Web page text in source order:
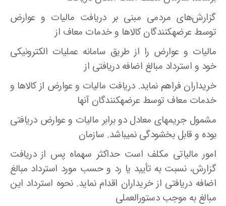
گزارش‌های مردمی مبنی بر دریافت مالیات و عوارض
توسط عرضهکنندگان کالاها و خدمات معاف از
مالیات و عوارض را از طریق سامانه عملیات الکترونیکی
خود و استرداد مبالغ اضافه دریافتی از
خریداران فراهم نماید. دریافت مالیات و عوارض از کالاها و
خدمات معاف توسط عرضهکنندگان آنها
مشمول جریمهای معادل دو برابر مالیات و عوارض دریافتی
بوده و قابل بخشودگی نمیباشد. سازمان
امور مالیاتی مکلف است حداکثر سهماه پس از دریافت
گزارش، نسبت به تأیید یا رد و حسب مورد استرداد مبالغ
اضافه دریافتی از خریداران اقدام نماید. نحوه استرداد این
مبالغ به موجب دستورالعملی